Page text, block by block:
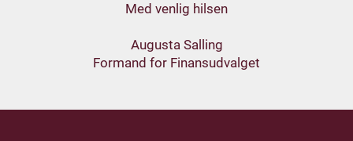
Med venlig hilsen
Augusta Salling
Formand for Finansudvalget